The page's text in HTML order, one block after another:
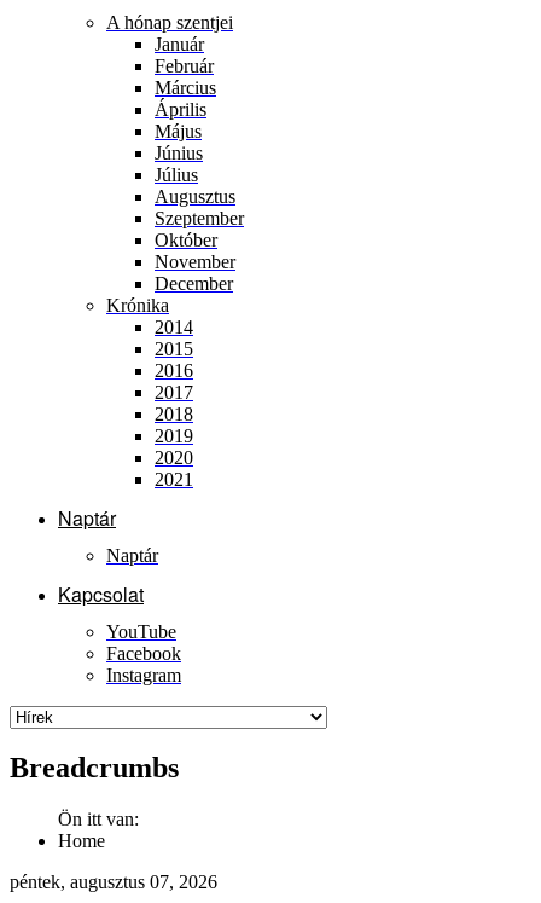
A hónap szentjei
Január
Február
Március
Április
Május
Június
Július
Augusztus
Szeptember
Október
November
December
Krónika
2014
2015
2016
2017
2018
2019
2020
2021
Naptár
Naptár
Kapcsolat
YouTube
Facebook
Instagram
Breadcrumbs
Ön itt van:
Home
péntek, augusztus 07, 2026